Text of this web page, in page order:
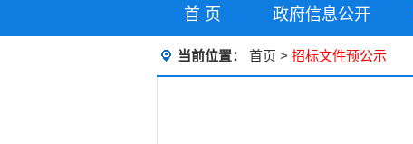
首 页 政府信息公开
当前位置： 首页 > 招标文件预公示